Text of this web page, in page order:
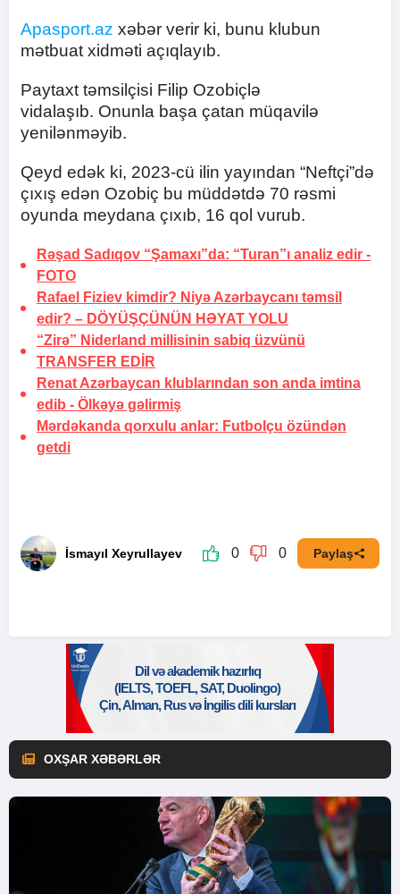
Apasport.az xəbər verir ki, bunu klubun
mətbuat xidməti açıqlayıb.
Paytaxt təmsilçisi Filip Ozobiçlə
vidalaşıb. Onunla başa çatan müqavilə
yenilənməyib.
Qeyd edək ki, 2023-cü ilin yayından “Neftçi”də
çıxış edən Ozobiç bu müddətdə 70 rəsmi
oyunda meydana çıxıb, 16 qol vurub.
Rəşad Sadıqov “Şamaxı”da: “Turan”ı analiz edir -
FOTO
Rafael Fiziev kimdir? Niyə Azərbaycanı təmsil
edir? – DÖYÜŞÇÜNÜN HƏYAT YOLU
“Zirə” Niderland millisinin sabiq üzvünü
TRANSFER EDİR
Renat Azərbaycan klublarından son anda imtina
edib - Ölkəyə gəlirmiş
Mərdəkanda qorxulu anlar: Futbolçu özündən
getdi
İsmayıl Xeyrullayev 0 0 Paylaş
OXŞAR XƏBƏRLƏR